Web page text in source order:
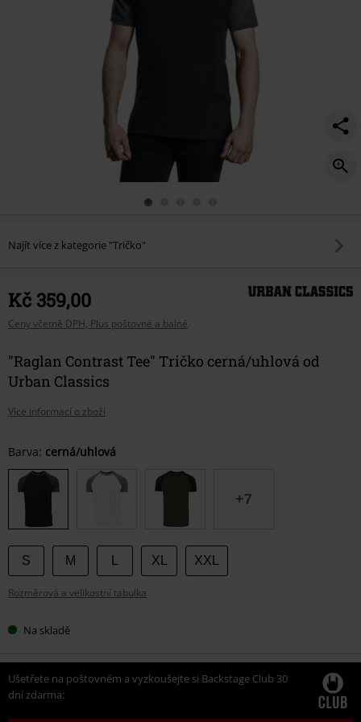
Najít více z kategorie "Tričko"
Kč 359,00
Ceny včetně DPH, Plus poštovné a balné
"Raglan Contrast Tee" Tričko cerná/uhlová od
Urban Classics
Více informací o zboží
Vyberte
si
velikost
Barva: cerná/uhlová
+7
S M XL XXL
Rozměrová a velikostní tabulka
Na skladě
Ušetřete na poštovném a vyzkoušejte si Backstage Club 30
dní zdarma: